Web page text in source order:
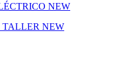
NEW
TALLER NEW